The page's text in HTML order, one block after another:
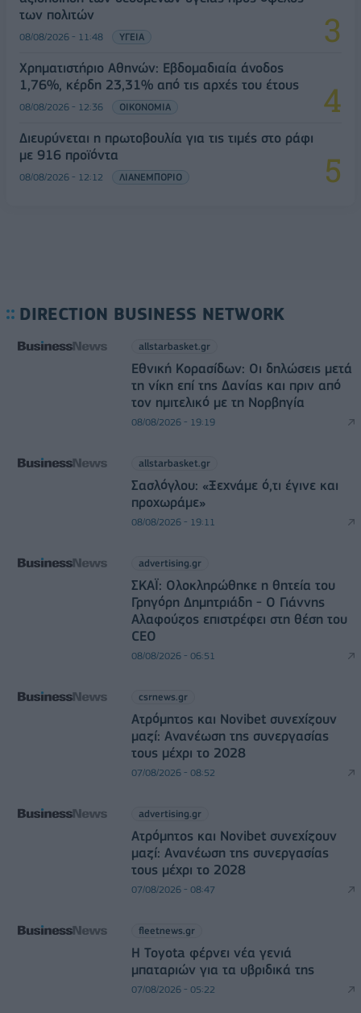
των πολιτών
08/08/2026 - 11:48 ΥΓΕΙΑ
Χρηματιστήριο Αθηνών: Εβδομαδιαία άνοδος
1,76%, κέρδη 23,31% από τις αρχές του έτους
08/08/2026 - 12:36 ΟΙΚΟΝΟΜΙΑ
Διευρύνεται η πρωτοβουλία για τις τιμές στο ράφι
με 916 προϊόντα
08/08/2026 - 12:12 ΛΙΑΝΕΜΠΟΡΙΟ
DIRECTION BUSINESS NETWORK
allstarbasket.gr
Εθνική Κορασίδων: Οι δηλώσεις μετά
τη νίκη επί της Δανίας και πριν από
τον ημιτελικό με τη Νορβηγία
08/08/2026 - 19:19
allstarbasket.gr
Σασλόγλου: «Ξεχνάμε ό,τι έγινε και
προχωράμε»
08/08/2026 - 19:11
advertising.gr
ΣΚΑΪ: Ολοκληρώθηκε η θητεία του
Γρηγόρη Δημητριάδη - Ο Γιάννης
Αλαφούζος επιστρέφει στη θέση του
CEO
08/08/2026 - 06:51
csrnews.gr
Ατρόμητος και Novibet συνεχίζουν
μαζί: Ανανέωση της συνεργασίας
τους μέχρι το 2028
07/08/2026 - 08:52
advertising.gr
Ατρόμητος και Novibet συνεχίζουν
μαζί: Ανανέωση της συνεργασίας
τους μέχρι το 2028
07/08/2026 - 08:47
fleetnews.gr
Η Toyota φέρνει νέα γενιά
μπαταριών για τα υβριδικά της
07/08/2026 - 05:22